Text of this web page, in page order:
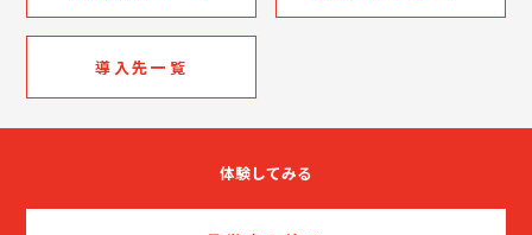
導入先一覧
体験してみる